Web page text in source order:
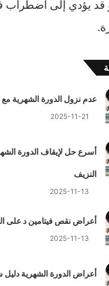
قد يؤدي إلى اضطراب
عدم نزول الدورة الشهرية مع
2025-11-21
أسرع حل لإيقاف الدورة
النزيف
2025-11-13
أعراض نقص فيتامين د على
2025-11-13
أعراض الدورة الشهرية دليل